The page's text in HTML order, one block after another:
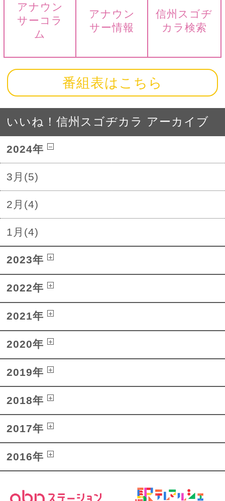
アナウン
サーコラ
ム
アナウン
サー情報
信州スゴヂ
カラ検索
番組表はこちら
いいね！信州スゴヂカラ アーカイブ
2024年
3月(5)
2月(4)
1月(4)
2023年
2022年
2021年
2020年
2019年
2018年
2017年
2016年